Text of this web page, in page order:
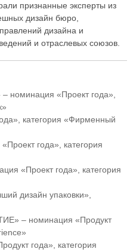
признанные эксперты из
дизайн бюро,
дизайна и
и отраслевых союзов.
«Проект года»,
категория «Фирменный
года», категория
«Проект года», категория
дизайн упаковки»,
– номинация «Продукт
года», категория